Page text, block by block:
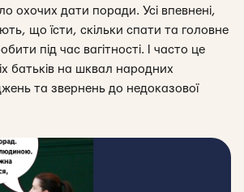
охочих дати поради. Усі впевнені,
що їсти, скільки спати та головне
під час вагітності. І часто це
батьків на шквал народних
та звернень до недоказової